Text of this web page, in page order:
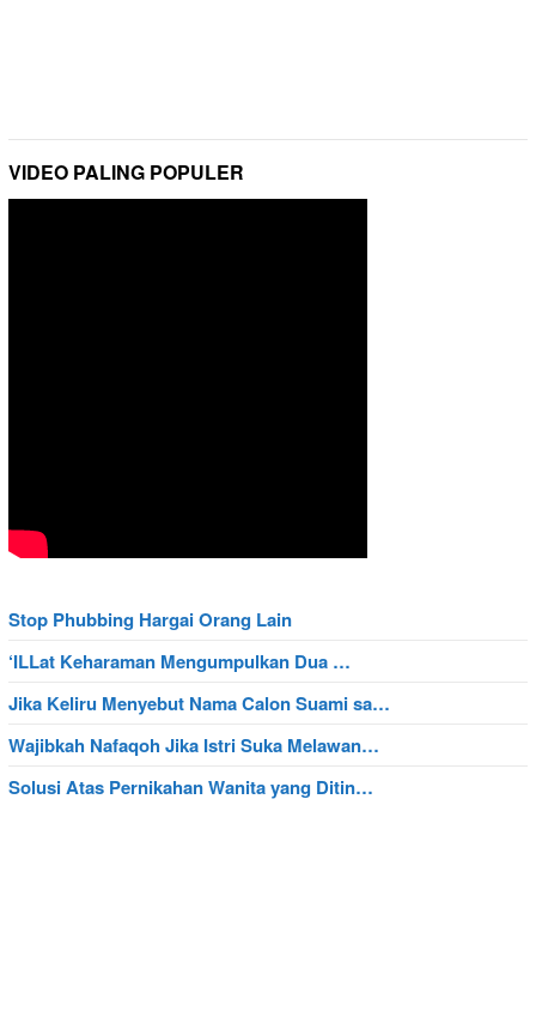
VIDEO PALING POPULER
Stop Phubbing Hargai Orang Lain
‘ILLat Keharaman Mengumpulkan Dua …
Jika Keliru Menyebut Nama Calon Suami sa…
Wajibkah Nafaqoh Jika Istri Suka Melawan…
Solusi Atas Pernikahan Wanita yang Ditin…